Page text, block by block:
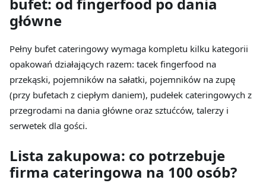
bufet: od fingerfood po dania
główne
Pełny bufet cateringowy wymaga kompletu kilku kategorii
opakowań działających razem: tacek fingerfood na
przekąski, pojemników na sałatki, pojemników na zupę
(przy bufetach z ciepłym daniem), pudełek cateringowych z
przegrodami na dania główne oraz sztućców, talerzy i
serwetek dla gości.
Lista zakupowa: co potrzebuje
firma cateringowa na 100 osób?